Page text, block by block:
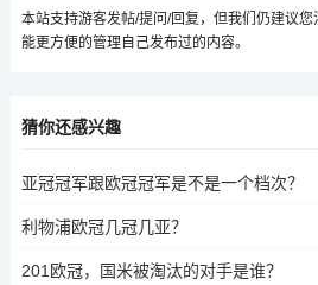
本站支持游客发帖/提问/回复，但我们仍建议
能更方便的管理自己发布过的内容。
猜你还感兴趣
亚冠冠军跟欧冠冠军是不是一个档次？
利物浦欧冠几冠几亚？
201欧冠，国米被淘汰的对手是谁？